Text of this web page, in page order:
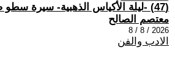
(47) -ليلة الأكياس الذهبية- سيرة سطو صنع الأساطير
معتصم الصالح
2026 / 8 / 8
الادب والفن